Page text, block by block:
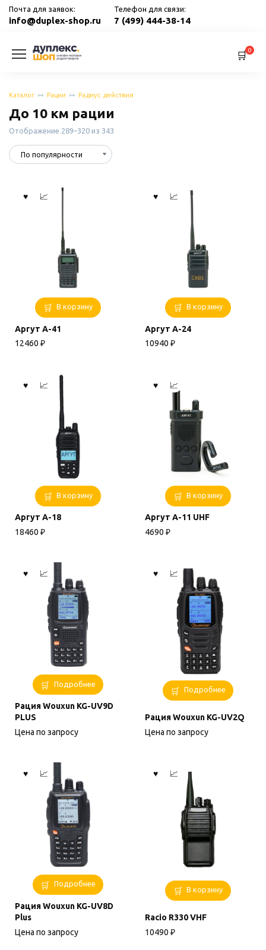
Перейти
Почта для заявок:
info@duplex-shop.ru
Телефон для связи:
7 (499) 444-38-14
0
Каталог Рации Радиус действия
До 10 км рации
Отображение 289–320 из 343
В корзину
Аргут А-41
12460 ₽
В корзину
Аргут А-24
10940 ₽
В корзину
Аргут А-18
18460 ₽
В корзину
Аргут А-11 UHF
4690 ₽
Подробнее
Рация Wouxun KG-UV9D
PLUS
Цена по запросу
Подробнее
Рация Wouxun KG-UV2Q
Цена по запросу
Подробнее
Рация Wouxun KG-UV8D
Plus
Цена по запросу
В корзину
Racio R330 VHF
10490 ₽